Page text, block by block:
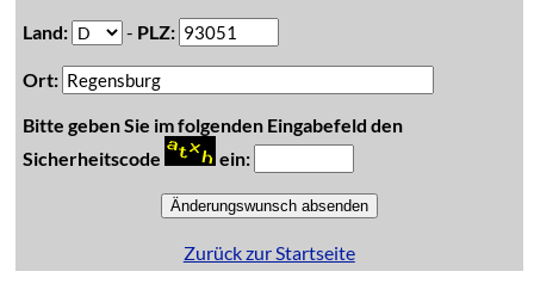
Land:
- PLZ:
Ort:
Bitte geben Sie im folgenden Eingabefeld den
Sicherheitscode
ein:
Zurück zur Startseite